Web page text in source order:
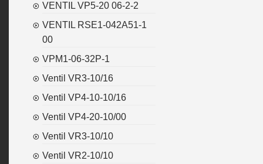
VENTIL VP5-20 06-2-2
VENTIL RSE1-042A51-1
00
VPM1-06-32P-1
Ventil VR3-10/16
Ventil VP4-10-10/16
Ventil VP4-20-10/00
Ventil VR3-10/10
Ventil VR2-10/10